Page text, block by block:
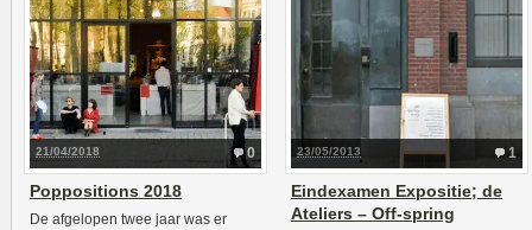
0
21/04/2018
Poppositions 2018
De afgelopen twee jaar was er
1
23/05/2013
Eindexamen Expositie; de
Ateliers – Off-spring